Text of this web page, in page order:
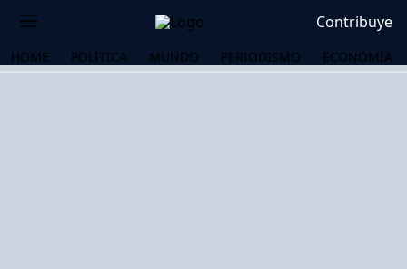
Contribuye
HOME POLÍTICA MUNDO PERIODISMO ECONOMÍA